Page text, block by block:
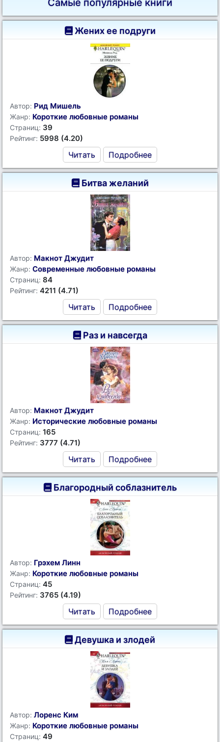
Самые популярные книги
Жених ее подруги
Автор: Рид Мишель
Жанр: Короткие любовные романы
Страниц: 39
Рейтинг: 5998 (4.20)
Читать Подробнее
Битва желаний
Автор: Макнот Джудит
Жанр: Современные любовные романы
Страниц: 84
Рейтинг: 4211 (4.71)
Читать Подробнее
Раз и навсегда
Автор: Макнот Джудит
Жанр: Исторические любовные романы
Страниц: 165
Рейтинг: 3777 (4.71)
Читать Подробнее
Благородный соблазнитель
Автор: Грэхем Линн
Жанр: Короткие любовные романы
Страниц: 45
Рейтинг: 3765 (4.19)
Читать Подробнее
Девушка и злодей
Автор: Лоренс Ким
Жанр: Короткие любовные романы
Страниц: 49